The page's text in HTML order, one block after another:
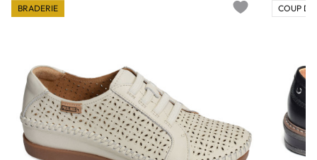
BRADERIE COUP